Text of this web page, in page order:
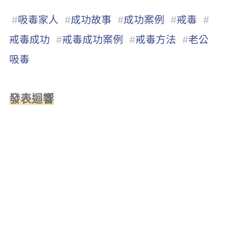
#吸毒家人 #成功故事 #成功案例 #戒毒 #
戒毒成功 #戒毒成功案例 #戒毒方法 #老公
吸毒
發表迴響